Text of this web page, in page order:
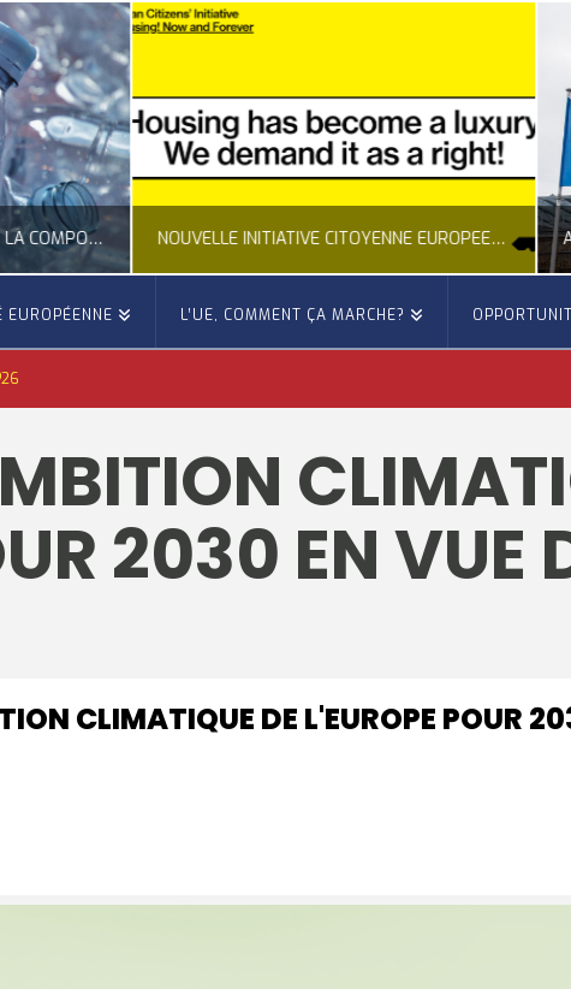
CLARIFICATION DES RÈGLES SUR LA COMPOSITION DES BOUTEILLES PLASTIQUES
- CLIMAT
NOUVELLE INITIATIVE CITOYENNE EUROPÉENNE SUR LE LOGEMENT
ACTUALITÉ DE L'UNION EUROPÉENNE, ACTUALITÉ DE LA REPRÉSENTATION D’OCCITANIE EUROPE, CITOYENNETÉ, LOGEMENT
JUILLET 24, 2026
EUROPÉENNE L’UE, COMMENT ÇA MARCHE?
2030 EN VUE
CLIMATIQUE DE L'EUROPE POUR